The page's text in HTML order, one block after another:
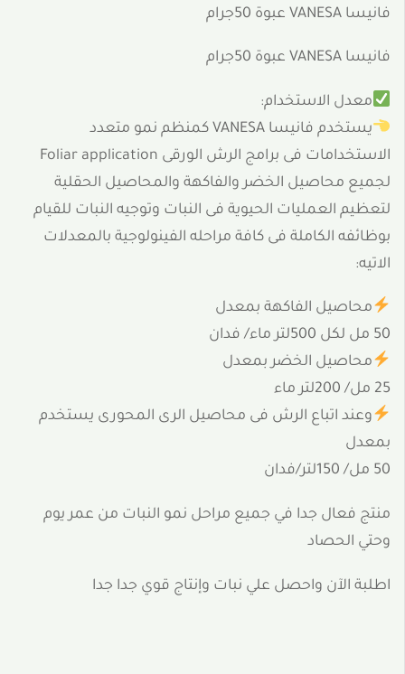
فانيسا VANESA عبوة 50جرام
فانيسا VANESA عبوة 50جرام
معدل الاستخدام:
يستخدم فانيسا VANESA كمنظم نمو متعدد
الاستخدامات فى برامج الرش الورقى Foliar application
لجميع محاصيل الخضر والفاكهة والمحاصيل الحقلية
لتعظيم العمليات الحيوية فى النبات وتوجيه النبات للقيام
بوظائفه الكاملة فى كافة مراحله الفينولوجية بالمعدلات
الاتيه:
محاصيل الفاكهة بمعدل
50 مل لكل 500لتر ماء/ فدان
محاصيل الخضر بمعدل
25 مل/ 200لتر ماء
وعند اتباع الرش فى محاصيل الرى المحورى يستخدم
بمعدل
50 مل/ 150لتر/فدان
منتج فعال جدا في جميع مراحل نمو النبات من عمر يوم
وحتي الحصاد
اطلبة الآن واحصل علي نبات وإنتاج قوي جدا جدا